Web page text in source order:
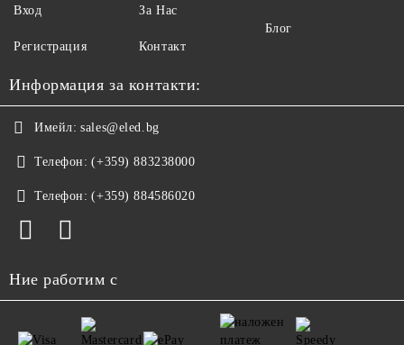
Вход
Регистрация
За Нас
Контакт
Блог
Информация за контакти:
Имейл: sales@eled.bg
Телефон: (+359) 883238000
Телефон: (+359) 884586020
Ние работим с